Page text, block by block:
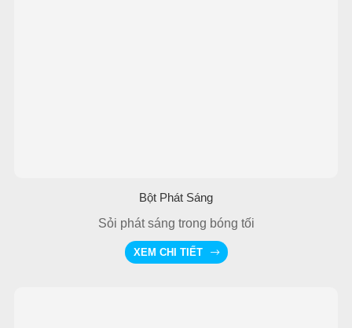
Bột Phát Sáng
Sỏi phát sáng trong bóng tối
XEM CHI TIẾT